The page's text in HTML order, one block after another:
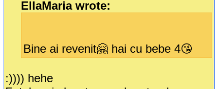
EllaMaria wrote:
Bine ai revenit🤗 hai cu bebe 4😘
:)))) hehe